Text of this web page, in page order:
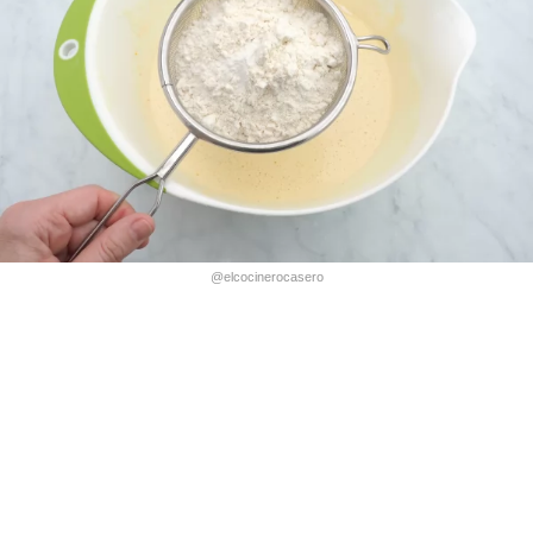
@elcocinerocasero